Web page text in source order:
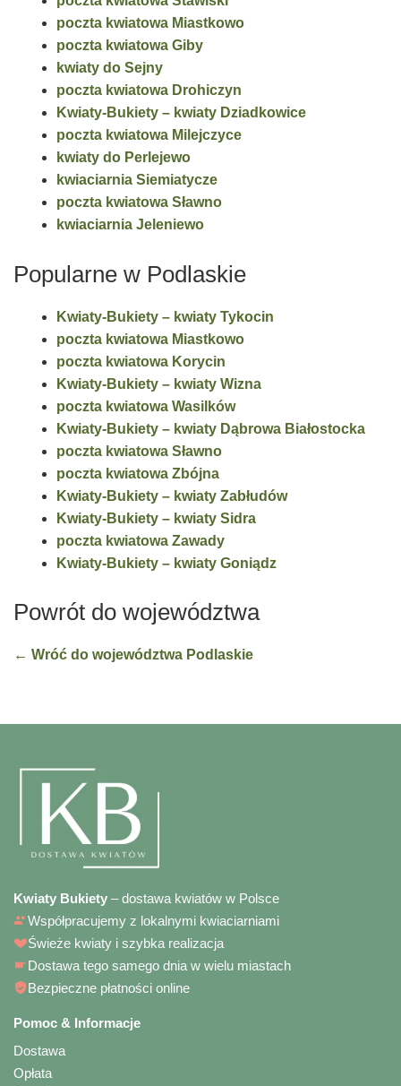
poczta kwiatowa Miastkowo
poczta kwiatowa Giby
kwiaty do Sejny
poczta kwiatowa Drohiczyn
Kwiaty-Bukiety – kwiaty Dziadkowice
poczta kwiatowa Milejczyce
kwiaty do Perlejewo
kwiaciarnia Siemiatycze
poczta kwiatowa Sławno
kwiaciarnia Jeleniewo
Popularne w Podlaskie
Kwiaty-Bukiety – kwiaty Tykocin
poczta kwiatowa Miastkowo
poczta kwiatowa Korycin
Kwiaty-Bukiety – kwiaty Wizna
poczta kwiatowa Wasilków
Kwiaty-Bukiety – kwiaty Dąbrowa Białostocka
poczta kwiatowa Sławno
poczta kwiatowa Zbójna
Kwiaty-Bukiety – kwiaty Zabłudów
Kwiaty-Bukiety – kwiaty Sidra
poczta kwiatowa Zawady
Kwiaty-Bukiety – kwiaty Goniądz
Powrót do województwa
← Wróć do województwa Podlaskie
Kwiaty Bukiety – dostawa kwiatów w Polsce
Współpracujemy z lokalnymi kwiaciarniami
Świeże kwiaty i szybka realizacja
Dostawa tego samego dnia w wielu miastach
Bezpieczne płatności online
Pomoc & Informacje
Dostawa
Opłata